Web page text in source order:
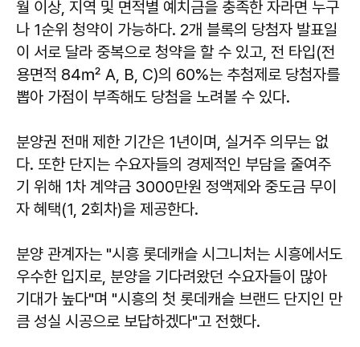
월 이상, 지역 및 면적별 예치금을 충족한 자라면 누구
나 1순위 청약이 가능하다. 2개 블록의 당첨자 발표일
이 서로 달라 중복으로 청약을 할 수 있고, 전 타입(전
용면적 84㎡ A, B, C)의 60%는 추첨제로 당첨자를
뽑아 가점이 부족해도 당첨을 노려볼 수 있다.
분양권 전매 제한 기간은 1년이며, 실거주 의무는 없
다. 또한 단지는 수요자들의 경제적인 부담을 줄여주
기 위해 1차 계약금 3000만원 정액제와 중도금 무이
자 혜택(1, 2회차)을 제공한다.
분양 관계자는 "시흥 롯데캐슬 시그니처는 시흥에서도
우수한 입지로, 분양을 기다려왔던 수요자들이 많아
기대가 높다"며 "시흥의 첫 롯데캐슬 브랜드 단지인 만
큼 성실 시공으로 보답하겠다"고 전했다.